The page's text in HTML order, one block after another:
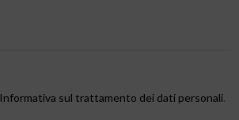
Informativa sul trattamento dei dati personali.